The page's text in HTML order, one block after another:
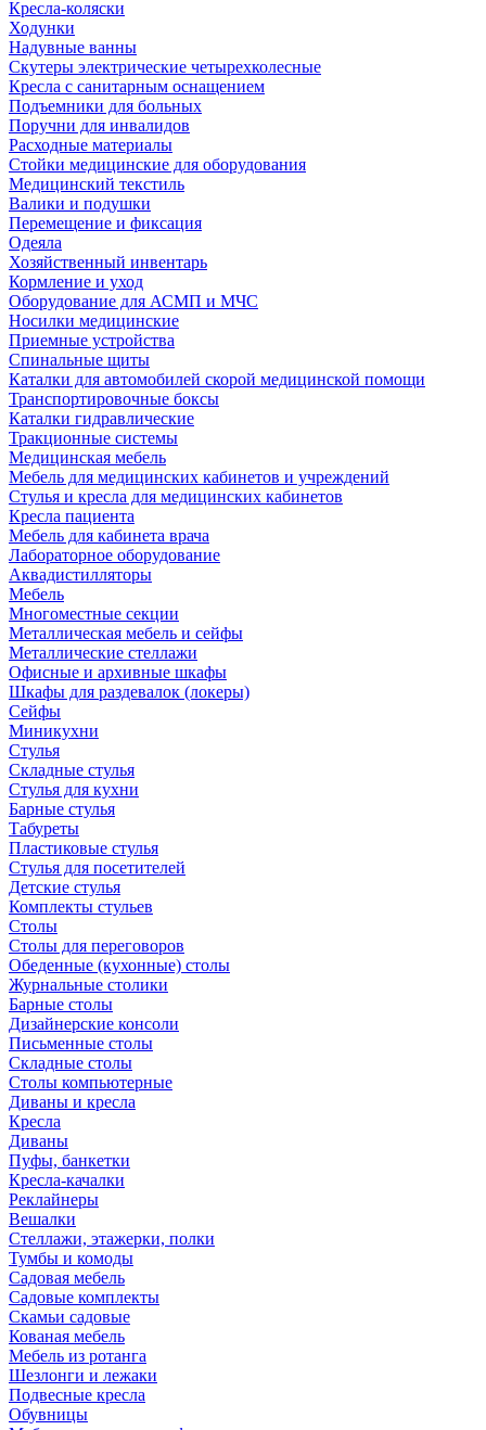
Кресла-коляски
Ходунки
Надувные ванны
Скутеры электрические четырехколесные
Кресла с санитарным оснащением
Подъемники для больных
Поручни для инвалидов
Расходные материалы
Стойки медицинские для оборудования
Медицинский текстиль
Валики и подушки
Перемещение и фиксация
Одеяла
Хозяйственный инвентарь
Кормление и уход
Оборудование для АСМП и МЧС
Носилки медицинские
Приемные устройства
Спинальные щиты
Каталки для автомобилей скорой медицинской помощи
Транспортировочные боксы
Каталки гидравлические
Тракционные системы
Медицинская мебель
Мебель для медицинских кабинетов и учреждений
Стулья и кресла для медицинских кабинетов
Кресла пациента
Мебель для кабинета врача
Лабораторное оборудование
Аквадистилляторы
Мебель
Многоместные секции
Металлическая мебель и сейфы
Металлические стеллажи
Офисные и архивные шкафы
Шкафы для раздевалок (локеры)
Сейфы
Миникухни
Стулья
Складные стулья
Стулья для кухни
Барные стулья
Табуреты
Пластиковые стулья
Стулья для посетителей
Детские стулья
Комплекты стульев
Столы
Столы для переговоров
Обеденные (кухонные) столы
Журнальные столики
Барные столы
Дизайнерские консоли
Письменные столы
Складные столы
Столы компьютерные
Диваны и кресла
Кресла
Диваны
Пуфы, банкетки
Кресла-качалки
Реклайнеры
Вешалки
Стеллажи, этажерки, полки
Тумбы и комоды
Садовая мебель
Садовые комплекты
Скамьи садовые
Кованая мебель
Мебель из ротанга
Шезлонги и лежаки
Подвесные кресла
Обувницы